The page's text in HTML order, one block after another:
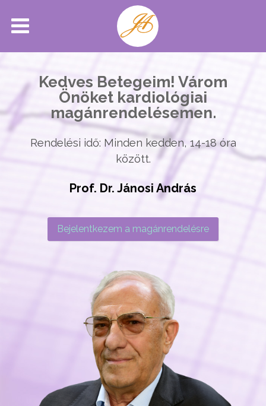
Kedves Betegeim! Várom
Önöket kardiológiai
magánrendelésemen.
Rendelési idő: Minden kedden, 14-18 óra
között.
Prof. Dr. Jánosi András
Bejelentkezem a magánrendelésre